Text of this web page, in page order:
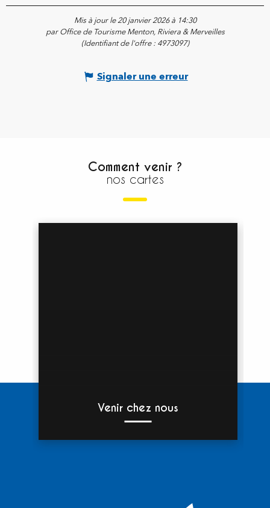
Mis à jour le 20 janvier 2026 à 14:30
par Office de Tourisme Menton, Riviera & Merveilles
(Identifiant de l'offre : 4973097)
Signaler une erreur
Comment venir ?
nos cartes
Venir chez nous